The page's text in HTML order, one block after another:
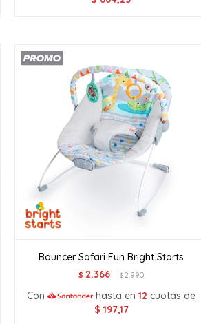
Bouncer Safari Fun Bright Starts
$ 2.366 $2.990
Con hasta en12 cuotas de
$ 197,17